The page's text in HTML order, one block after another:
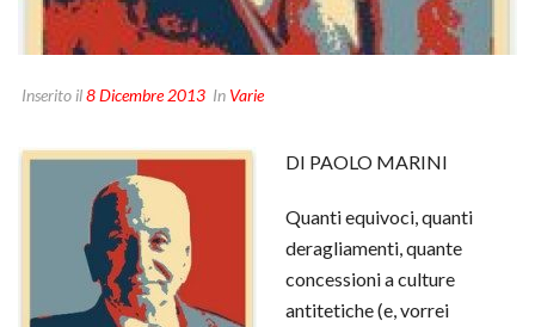
Inserito il8 Dicembre 2013 In Varie
DI PAOLO MARINI
Quanti equivoci, quanti
deragliamenti, quante
concessioni a culture
antitetiche (e, vorrei